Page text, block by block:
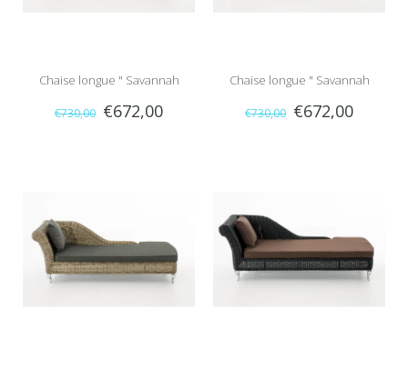
Chaise longue " Savannah
Naturel-Rood "
€730,00 €672,00
Chaise longue " Savannah
Naturel-Grijs "
€730,00 €672,00